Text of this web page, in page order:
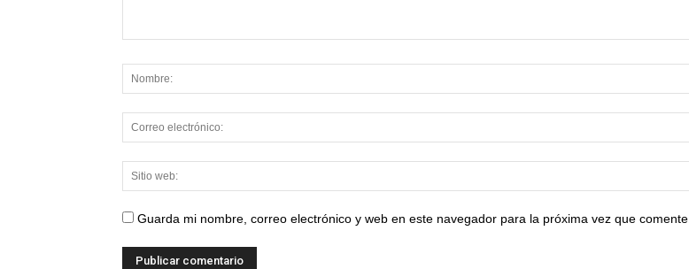
Guarda mi nombre, correo electrónico y web en este navegador para la próxima vez que comente.